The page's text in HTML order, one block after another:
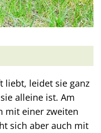
liebt, leidet sie ganz
alleine ist. Am
mit einer zweiten
sich aber auch mit